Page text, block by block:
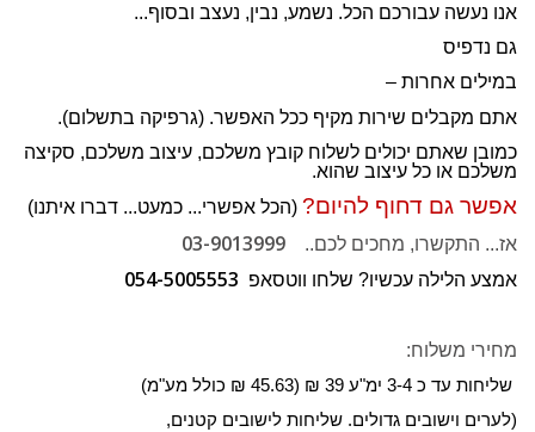
אנו נעשה עבורכם הכל. נשמע, נבין, נעצב ובסוף...
גם נדפיס
במילים אחרות –
אתם מקבלים שירות מקיף ככל האפשר. (גרפיקה בתשלום).
כמובן שאתם יכולים לשלוח קובץ משלכם, עיצוב משלכם, סקיצה
משלכם או כל עיצוב שהוא.
אפשר גם דחוף להיום? (הכל אפשרי... כמעט... דברו איתנו)
אז... התקשרו, מחכים לכם.. 03-9013999
אמצע הלילה עכשיו? שלחו ווטסאפ
מחירי משלוח:
שליחות עד כ 3-4 ימ"ע 39 ₪ (45.63 ₪ כולל מע"מ)
(לערים וישובים גדולים. שליחות לישובים קטנים,